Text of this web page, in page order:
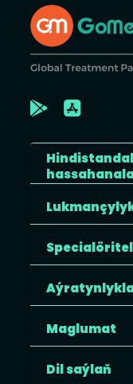
Maglumat
Dil saýlaň